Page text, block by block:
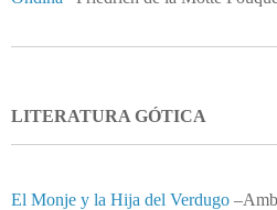
LITERATURA GÓTICA
El Monje y la Hija del Verdugo